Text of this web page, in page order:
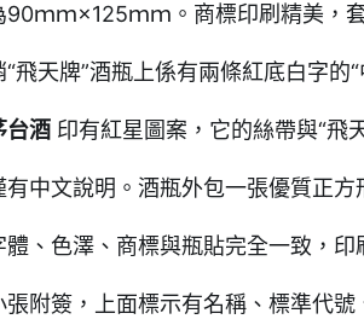
90ｍｍ×125ｍｍ。商標印刷精美，
“飛天牌”酒瓶上係有兩條紅底白字的“
台酒 印有紅星圖案，它的絲帶與“飛
有中文說明。酒瓶外包一張優質正
體、色澤、商標與瓶貼完全一致，
張附簽，上面標示有名稱、標準代